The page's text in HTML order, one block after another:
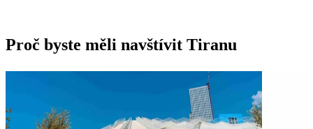
Proč byste měli navštívit Tiranu